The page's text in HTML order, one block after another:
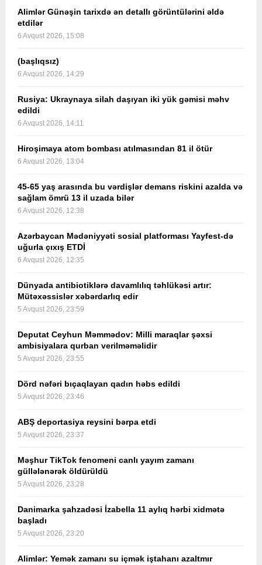
Alimlər Günəşin tarixdə ən detallı görüntülərini əldə
etdilər
6 Avqust 2026, 15:08
(başlıqsız)
6 Avqust 2026, 14:29
Rusiya: Ukraynaya silah daşıyan iki yük gəmisi məhv
edildi
6 Avqust 2026, 14:11
Hiroşimaya atom bombası atılmasından 81 il ötür
6 Avqust 2026, 13:04
45-65 yaş arasında bu vərdişlər demans riskini azalda və
sağlam ömrü 13 il uzada bilər
6 Avqust 2026, 12:38
Azərbaycan Mədəniyyəti sosial platforması Yayfest-də
uğurla çıxış ETDİ
6 Avqust 2026, 12:35
Dünyada antibiotiklərə davamlılıq təhlükəsi artır:
Mütəxəssislər xəbərdarlıq edir
5 Avqust 2026, 23:59
Deputat Ceyhun Məmmədov: Milli maraqlar şəxsi
ambisiyalara qurban verilməməlidir
5 Avqust 2026, 23:55
Dörd nəfəri bıçaqlayan qadın həbs edildi
5 Avqust 2026, 23:46
ABŞ deportasiya reysini bərpa etdi
5 Avqust 2026, 23:37
Məşhur TikTok fenomeni canlı yayım zamanı
güllələnərək öldürüldü
5 Avqust 2026, 23:28
Danimarka şahzadəsi İzabella 11 aylıq hərbi xidmətə
başladı
5 Avqust 2026, 23:20
Alimlər: Yemək zamanı su içmək iştahanı azaltmır